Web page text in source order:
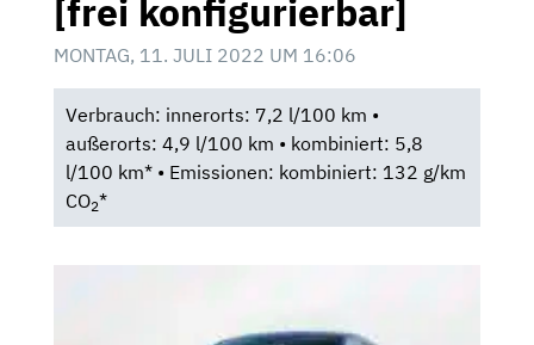
[frei konfigurierbar]
MONTAG, 11. JULI 2022 UM 16:06
Verbrauch: innerorts: 7,2 l/100 km •
außerorts: 4,9 l/100 km • kombiniert: 5,8
l/100 km* • Emissionen: kombiniert: 132 g/km
CO2*